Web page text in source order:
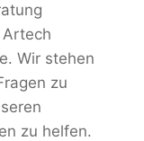
Wir stehen
zu
zu helfen.